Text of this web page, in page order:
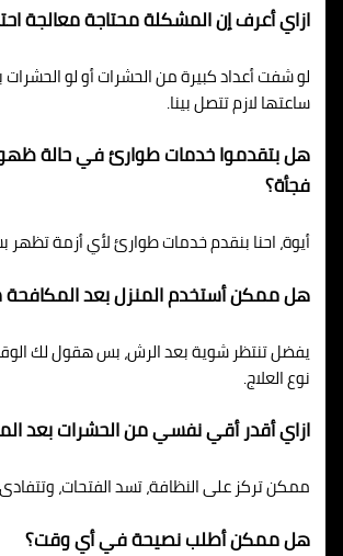
ازاي أعرف إن المشكلة محتاجة معالجة
لو شفت أعداد كبيرة من الحشرات أو لو الحشرات
ساعتها لازم تتصل بينا.
هل بتقدموا خدمات طوارئ في حالة
فجأة؟
أيوة، احنا بنقدم خدمات طوارئ لأي أزمة
هل ممكن أستخدم المنزل بعد المكافحة
يفضل تنتظر شوية بعد الرش، بس هقول لك
نوع العلاج.
ازاي أقدر أقي نفسي من الحشرات بعد
ممكن تركز على النظافة، تسد الفتحات،
هل ممكن أطلب نصيحة في أي وقت؟